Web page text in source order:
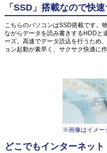
「SSD」搭載なので快
こちらのパソコンはSSD搭載です。
ながらデータを読み書きするHDDと
ーズ。高速でデータ読込を行うため
ョン起動が素早く、サクサク快適に
※画像はイメー
どこでもインターネッ